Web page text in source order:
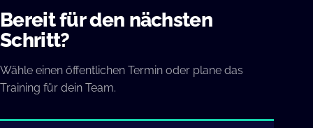
Bereit für den nächsten
Schritt?
Wähle einen öffentlichen Termin oder plane das
Training für dein Team.